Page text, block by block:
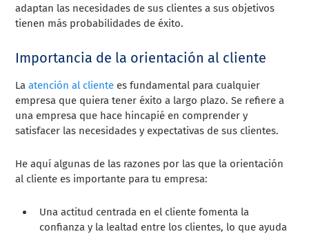
adaptan las necesidades de sus clientes a sus objetivos
tienen más probabilidades de éxito.
Importancia de la orientación al cliente
Laatención al cliente es fundamental para cualquier
empresa que quiera tener éxito a largo plazo. Se refiere a
una empresa que hace hincapié en comprender y
satisfacer las necesidades y expectativas de sus clientes.
He aquí algunas de las razones por las que la orientación
al cliente es importante para tu empresa:
Una actitud centrada en el cliente fomenta la
confianza y la lealtad entre los clientes, lo que ayuda